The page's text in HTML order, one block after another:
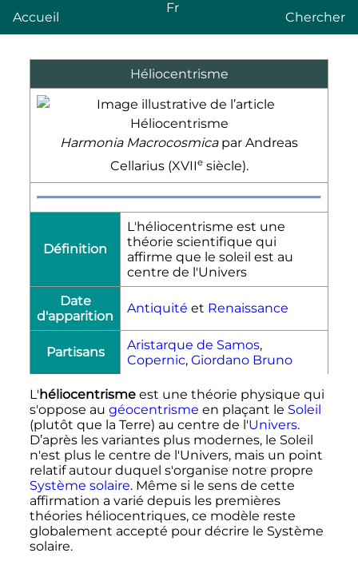
Accueil
Fr
Chercher
Héliocentrisme
Harmonia Macrocosmicapar Andreas
Cellarius (XVIIesiècle).
Définition
L'héliocentrisme est une
théorie scientifique qui
affirme que le soleil est au
centre de l'Univers
Date
d'apparition
Antiquité et Renaissance
Partisans Aristarque de Samos,
Copernic, Giordano Bruno
L'héliocentrismeest une théorie physique qui
s'oppose au géocentrisme en plaçant le Soleil
(plutôt que la Terre) au centre de l'Univers.
D’après les variantes plus modernes, le Soleil
n'est plus le centre de l'Univers, mais un point
relatif autour duquel s'organise notre propre
Système solaire. Même si le sens de cette
affirmation a varié depuis les premières
théories héliocentriques, ce modèle reste
globalement accepté pour décrire le Système
solaire.